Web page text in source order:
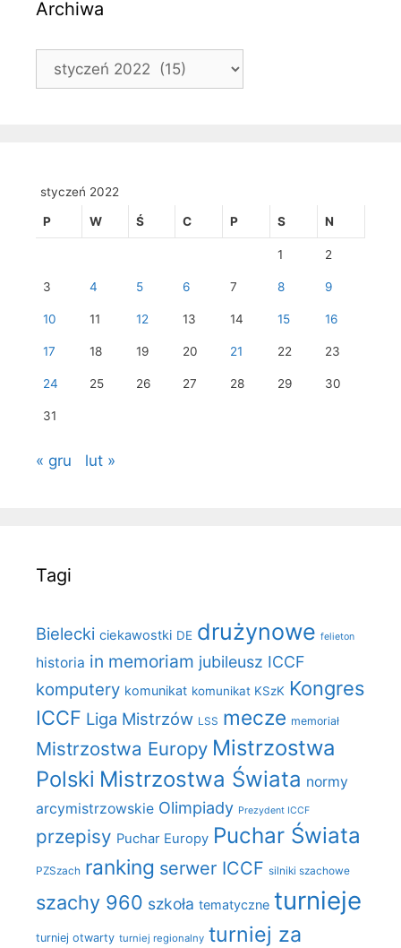
Archiwa
styczeń 2022
P W Ś C P S N
1 2
3 4 5 6 7 8 9
10 11 12 13 14 15 16
17 18 19 20 21 22 23
24 25 26 27 28 29 30
31
« gru lut »
Tagi
Bielecki ciekawostki DE drużynowe felieton
historia in memoriam jubileusz ICCF
komputery komunikat komunikat KSzK Kongres
ICCF Liga Mistrzów LSS mecze memoriał
Mistrzostwa Europy Mistrzostwa
Polski Mistrzostwa Świata normy
arcymistrzowskie Olimpiady Prezydent ICCF
przepisy Puchar Europy Puchar Świata
PZSzach ranking serwer ICCF silniki szachowe
szachy 960 szkoła tematyczne turnieje
turniej otwarty turniej regionalny turniej za